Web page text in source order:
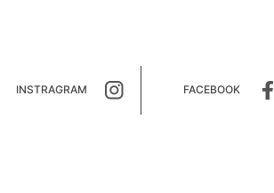
INSTRAGRAM FACEBOOK